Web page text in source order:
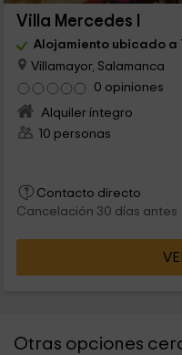
Villa Mercedes I
Alojamiento ubicado a
Villamayor, Salamanca
0 opiniones
Alquiler íntegro
10 personas
Contacto directo
Cancelación 30 días antes
Otras opciones